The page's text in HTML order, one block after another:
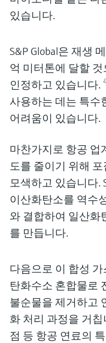
있습니다.
S&P Global은 재생
억 미터톤에 달할
인정하고 있습니다.
사용하는 데는 특수
어려움이 있습니다.
마찬가지로 항공 업
도를 줄이기 위해 포
모색하고 있습니다.
이산화탄소를 역수
와 결합하여 일산화
를 만듭니다.
다음으로 이 합성 가
탄화수소 혼합물로
불순물을 제거하고
화 처리 과정을 거
점 등 항공 연료의